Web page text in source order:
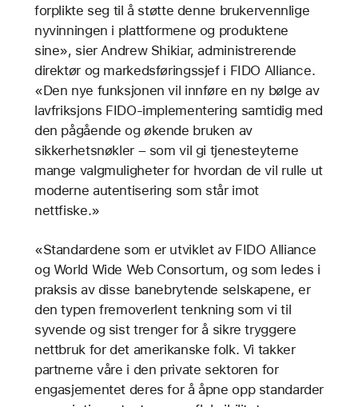
forplikte seg til å støtte denne brukervennlige
nyvinningen i plattformene og produktene
sine», sier Andrew Shikiar, administrerende
direktør og markedsføringssjef i FIDO Alliance.
«Den nye funksjonen vil innføre en ny bølge av
lavfriksjons FIDO-implementering samtidig med
den pågående og økende bruken av
sikkerhetsnøkler – som vil gi tjenesteyterne
mange valgmuligheter for hvordan de vil rulle ut
moderne autentisering som står imot
nettfiske.»
«Standardene som er utviklet av FIDO Alliance
og World Wide Web Consortum, og som ledes i
praksis av disse banebrytende selskapene, er
den typen fremoverlent tenkning som vi til
syvende og sist trenger for å sikre tryggere
nettbruk for det amerikanske folk. Vi takker
partnerne våre i den private sektoren for
engasjementet deres for å åpne opp standarder